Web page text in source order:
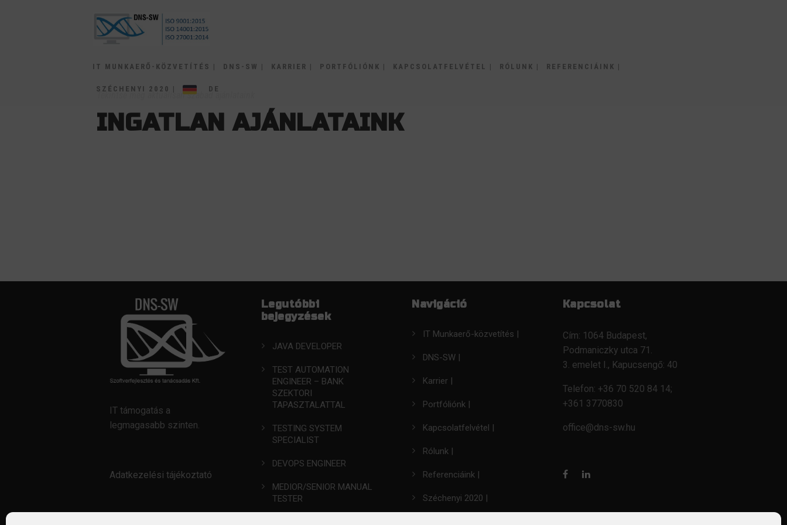
IT MUNKAERŐ-KÖZVETÍTÉS | DNS-SW | KARRIER | PORTFÓLIÓNK | KAPCSOLATFELVÉTEL | RÓLUNK | REFERENCIÁINK |
SZÉCHENYI 2020 | DE
Tekintse meg aktuálisan szabad ajánlataink
INGATLAN AJÁNLATAINK
IT támogatás a
legmagasabb szinten.
Adatkezelési tájékoztató
Legutóbbi
bejegyzések
JAVA DEVELOPER
TEST AUTOMATION
ENGINEER – BANK
SZEKTORI
TAPASZTALATTAL
TESTING SYSTEM
SPECIALIST
DEVOPS ENGINEER
MEDIOR/SENIOR MANUAL
TESTER
Navigáció
IT Munkaerő-közvetítés |
DNS-SW |
Karrier |
Portfóliónk |
Kapcsolatfelvétel |
Rólunk |
Referenciáink |
Széchenyi 2020 |
Kapcsolat
Cím: 1064 Budapest,
Podmaniczky utca 71.
3. emelet I., Kapucsengő: 40
Telefon: +36 70 520 84 14;
+361 3770830
office@dns-sw.hu